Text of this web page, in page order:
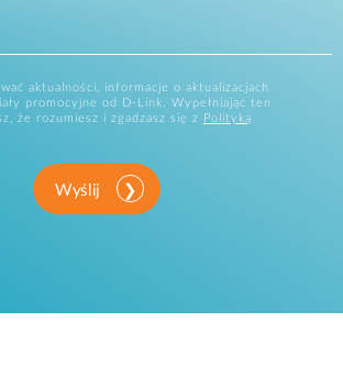
aktualności, informacje o aktualizacjach
promocyjne od D-Link. Wypełniając ten
że rozumiesz i zgadzasz się z
Polityką
Wyślij